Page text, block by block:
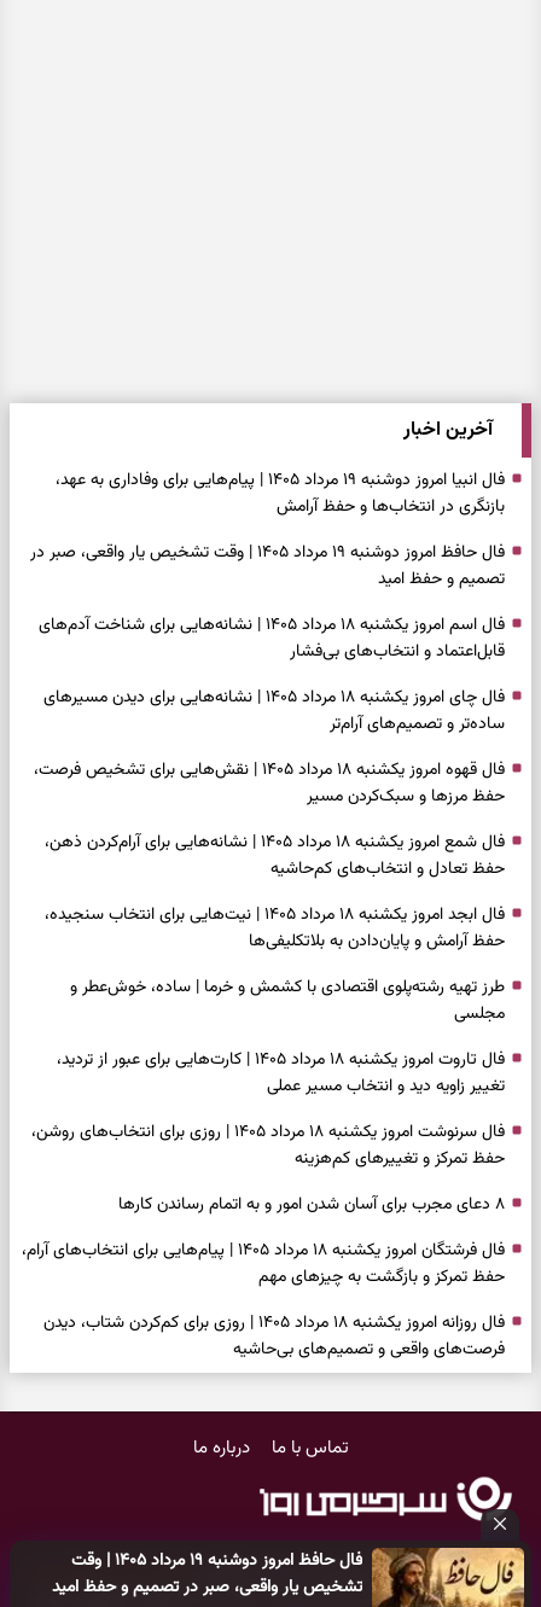
فال حافظ امروز دوشنبه ۱۹ مرداد ۱۴۰۵ | وقت
تشخیص یار واقعی، صبر در تصمیم و حفظ امید
آخرین اخبار
فال انبیا امروز دوشنبه ۱۹ مرداد ۱۴۰۵ | پیام‌هایی برای وفاداری به عهد،
بازنگری در انتخاب‌ها و حفظ آرامش
فال حافظ امروز دوشنبه ۱۹ مرداد ۱۴۰۵ | وقت تشخیص یار واقعی، صبر در
تصمیم و حفظ امید
فال اسم امروز یکشنبه ۱۸ مرداد ۱۴۰۵ | نشانه‌هایی برای شناخت آدم‌های
قابل‌اعتماد و انتخاب‌های بی‌فشار
فال چای امروز یکشنبه ۱۸ مرداد ۱۴۰۵ | نشانه‌هایی برای دیدن مسیرهای
ساده‌تر و تصمیم‌های آرام‌تر
فال قهوه امروز یکشنبه ۱۸ مرداد ۱۴۰۵ | نقش‌هایی برای تشخیص فرصت،
حفظ مرزها و سبک‌کردن مسیر
فال شمع امروز یکشنبه ۱۸ مرداد ۱۴۰۵ | نشانه‌هایی برای آرام‌کردن ذهن،
حفظ تعادل و انتخاب‌های کم‌حاشیه
فال ابجد امروز یکشنبه ۱۸ مرداد ۱۴۰۵ | نیت‌هایی برای انتخاب سنجیده،
حفظ آرامش و پایان‌دادن به بلاتکلیفی‌ها
طرز تهیه رشته‌پلوی اقتصادی با کشمش و خرما | ساده، خوش‌عطر و
مجلسی
فال تاروت امروز یکشنبه ۱۸ مرداد ۱۴۰۵ | کارت‌هایی برای عبور از تردید،
تغییر زاویه دید و انتخاب مسیر عملی
فال سرنوشت امروز یکشنبه ۱۸ مرداد ۱۴۰۵ | روزی برای انتخاب‌های روشن،
حفظ تمرکز و تغییرهای کم‌هزینه
۸ دعای مجرب برای آسان شدن امور و به اتمام رساندن کار‌ها
فال فرشتگان امروز یکشنبه ۱۸ مرداد ۱۴۰۵ | پیام‌هایی برای انتخاب‌های آرام،
حفظ تمرکز و بازگشت به چیزهای مهم
فال روزانه امروز یکشنبه ۱۸ مرداد ۱۴۰۵ | روزی برای کم‌کردن شتاب، دیدن
فرصت‌های واقعی و تصمیم‌های بی‌حاشیه
واقعی، کم‌کردن بار اضافه و تصمیم بدون عجله
حفظ چیزهایی که ارزش ماندن دارند
تماس با ما درباره ما
کلیه حقوق مادی و معنوی این سایت متعلق بهپایگاه خبری سرگرمی روز